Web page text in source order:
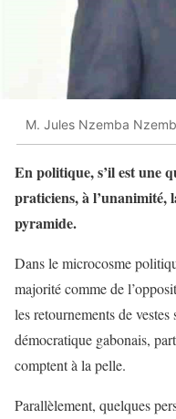
M. Jules Nzemba
En politique, s’il est une
praticiens, à l’unanimité,
pyramide.
Dans le microcosme
majorité comme de
les retournements de
démocratique gabonais,
comptent à la pelle.
Parallèlement, quelques